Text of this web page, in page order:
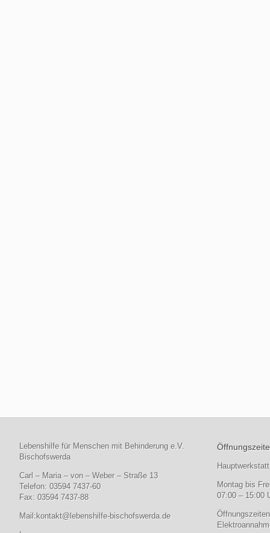
Lebenshilfe für Menschen mit Behinderung e.V.
Bischofswerda
Carl – Maria – von – Weber – Straße 13
Telefon: 03594 7437-60
Fax: 03594 7437-88
Mail: kontakt@lebenshilfe-bischofswerda.de
Hauptwerkstatt
Montag bis
07:00 – 15:00
Öffnungszeiten